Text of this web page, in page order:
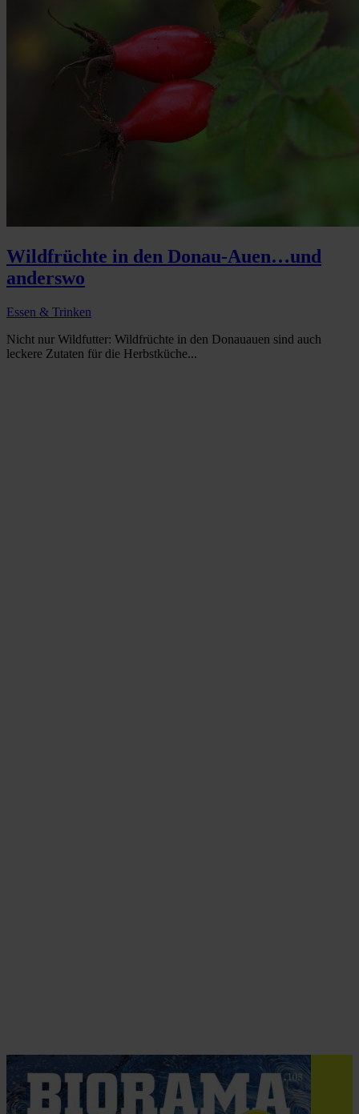
Wildfrüchte in den Donau-Auen…und
anderswo
Essen & Trinken
Nicht nur Wildfutter: Wildfrüchte in den Donauauen sind auch
leckere Zutaten für die Herbstküche...